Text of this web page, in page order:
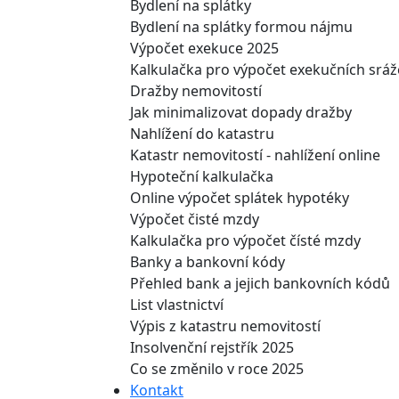
Bydlení na splátky
Bydlení na splátky formou nájmu
Výpočet exekuce 2025
Kalkulačka pro výpočet exekučních
Dražby nemovitostí
Jak minimalizovat dopady dražby
Nahlížení do katastru
Katastr nemovitostí - nahlížení online
Hypoteční kalkulačka
Online výpočet splátek hypotéky
Výpočet čisté mzdy
Kalkulačka pro výpočet čísté mzdy
Banky a bankovní kódy
Přehled bank a jejich bankovních kódů
List vlastnictví
Výpis z katastru nemovitostí
Insolvenční rejstřík 2025
Co se změnilo v roce 2025
Kontakt